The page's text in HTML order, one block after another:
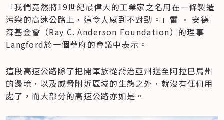
「我們竟然將19世紀最偉大的工業家之名用在一條製造
污染的高速公路上，這令人感到不對勁。」雷 • 安德
森基金會（Ray C. Anderson Foundation）的理事
Langford於一個華府的會議中表示。
這段高速公路除了把開車族從喬治亞州送至阿拉巴馬州
的邊境，以及威脅附近區域的生態之外，就沒有任何用
處了，而大部分的高速公路亦如是。